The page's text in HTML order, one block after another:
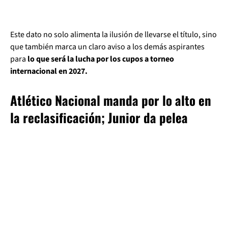
Este dato no solo alimenta la ilusión de llevarse el título, sino
que también marca un claro aviso a los demás aspirantes
para lo que será la lucha por los cupos a torneo
internacional en 2027.
Atlético Nacional manda por lo alto en
la reclasificación; Junior da pelea